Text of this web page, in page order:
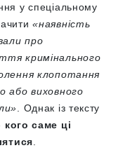
у спеціальному
«наявність
про
кримінального
клопотання
або виховного
. Однак із тексту
саме ці